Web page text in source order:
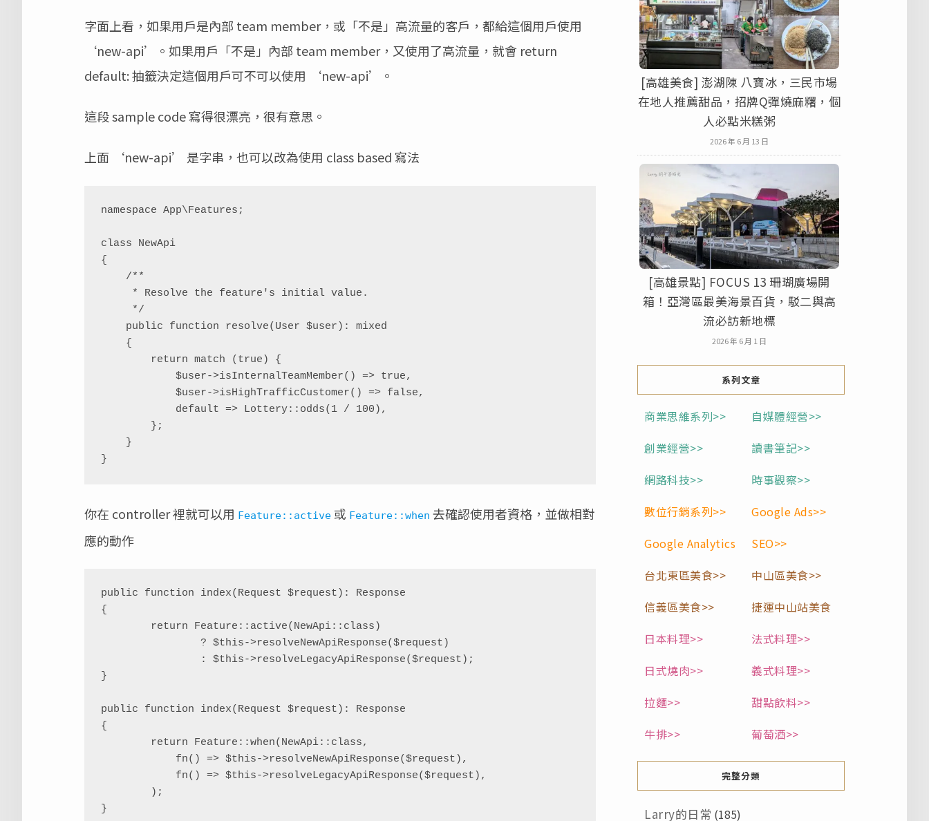
字面上看，如果用戶是內部 team member，或「不是」高流量的客戶，都給這個用戶使用
‘new-api’。如果用戶「不是」內部 team member，又使用了高流量，就會 return
default: 抽籤決定這個用戶可不可以使用 ‘new-api’。
這段 sample code 寫得很漂亮，很有意思。
上面 ‘new-api’ 是字串，也可以改為使用 class based 寫法
namespace App\Features;
class NewApi
{
你在 controller 裡就可以用 Feature::active 或 Feature::when 去確認使用者資格，並做相對
應的動作
public function index(Request $request): Response
{
}
public function index(Request $request): Response
{
[高雄美食] 澎湖陳 八寶冰，三民市場
在地人推薦甜品，招牌Q彈燒麻糬，個
人必點米糕粥
2026 年 6 月 13 日
[高雄景點] FOCUS 13 珊瑚廣場開
箱！亞灣區最美海景百貨，駁二與高
流必訪新地標
2026 年 6 月 1 日
系列文章
商業思維系列>>
自媒體經營>>
創業經營>>
讀書筆記>>
網路科技>>
時事觀察>>
數位行銷系列>>
Google Ads>>
Google Analytics
SEO>>
台北東區美食>>
中山區美食>>
信義區美食>>
捷運中山站美食
日本料理>>
法式料理>>
日式燒肉>>
義式料理>>
拉麵>>
甜點飲料>>
牛排>>
葡萄酒>>
完整分類
Larry的日常 (185)